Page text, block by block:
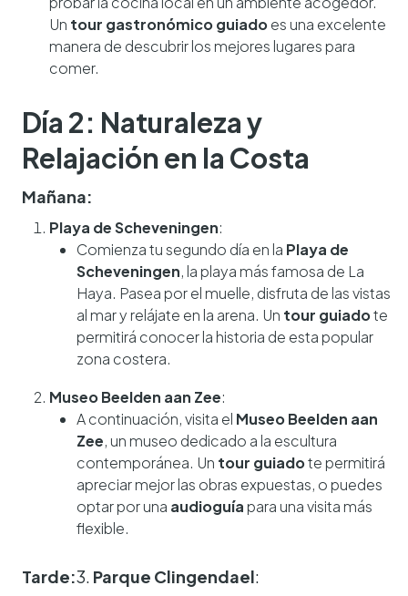
Un tour gastronómico guiadoes una excelente
manera de descubrir los mejores lugares para
comer.
Día 2: Naturaleza y
Relajación en la Costa
Mañana:
Playa de Scheveningen:
Comienza tu segundo día en la Playa de
Scheveningen, la playa más famosa de La
Haya. Pasea por el muelle, disfruta de las vistas
al mar y relájate en la arena. Un tour guiadote
permitirá conocer la historia de esta popular
zona costera.
Museo Beelden aan Zee:
A continuación, visita el Museo Beelden aan
Zee, un museo dedicado a la escultura
contemporánea. Un tour guiadote permitirá
apreciar mejor las obras expuestas, o puedes
optar por una audioguía para una visita más
flexible.
Tarde:3. Parque Clingendael: